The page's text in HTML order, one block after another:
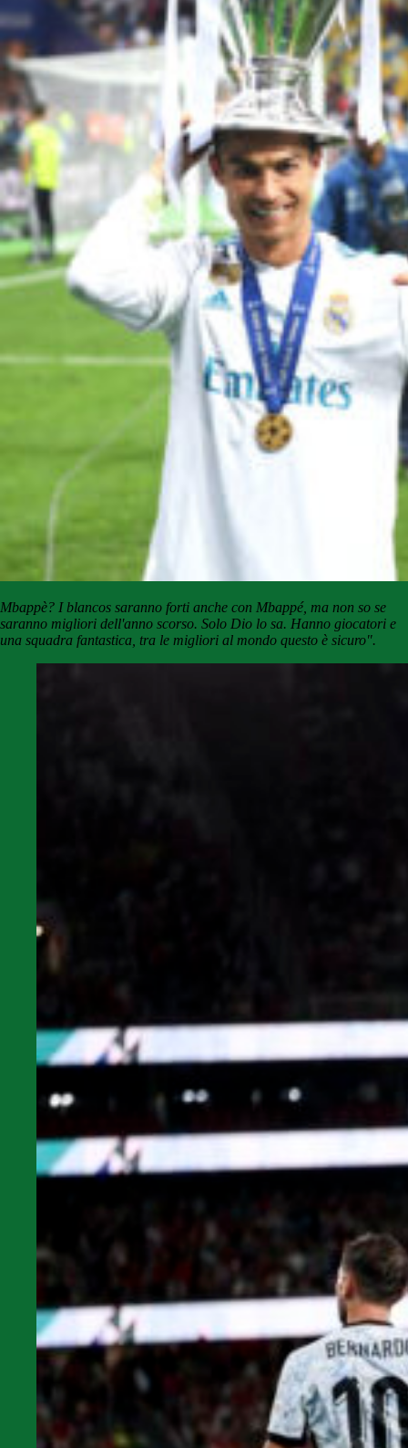
Mbappè? I blancos saranno forti anche con Mbappé, ma non so se
saranno migliori dell'anno scorso. Solo Dio lo sa. Hanno giocatori e
una squadra fantastica, tra le migliori al mondo questo è sicuro".